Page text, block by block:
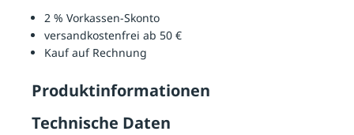
2 % Vorkassen-Skonto
versandkostenfrei ab 50 €
Kauf auf Rechnung
Produktinformationen
Technische Daten